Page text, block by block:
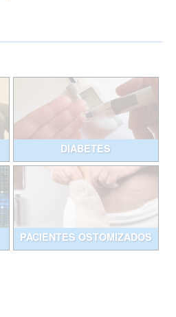
DIABETES
PACIENTES OSTOMIZADOS